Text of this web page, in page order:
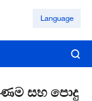
Language
සහ පොදු